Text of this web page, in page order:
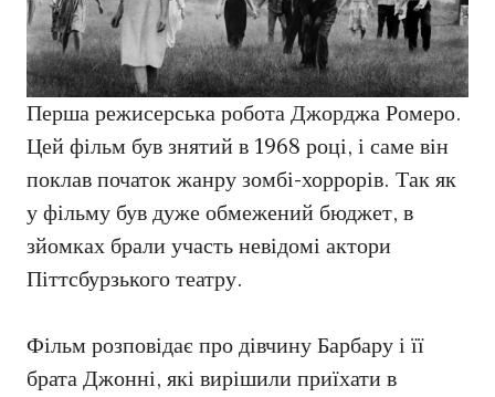
Перша режисерська робота Джорджа Ромеро.
Цей фільм був знятий в 1968 році, і саме він
поклав початок жанру зомбі-хоррорів. Так як
у фільму був дуже обмежений бюджет, в
зйомках брали участь невідомі актори
Піттсбурзького театру.
Фільм розповідає про дівчину Барбару і її
брата Джонні, які вирішили приїхати в